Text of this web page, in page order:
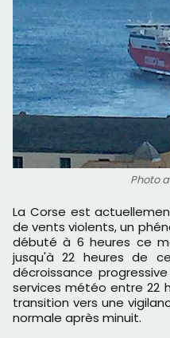
Photo
La Corse est actuellement en alerte orange en raison
de vents violents, un
débuté à 6 heures ce
jusqu'à 22 heures de
décroissance
services météo entre 22
transition vers une
normale après minuit.